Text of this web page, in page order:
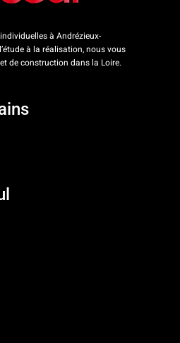
à Andrézieux-
à la réalisation, nous vous
de construction dans la Loire.